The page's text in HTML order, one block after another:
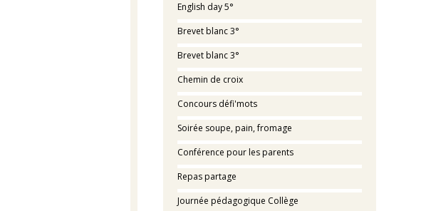
English day 5°
Brevet blanc 3°
Brevet blanc 3°
Chemin de croix
Concours défi'mots
Soirée soupe, pain, fromage
Conférence pour les parents
Repas partage
Journée pédagogique Collège